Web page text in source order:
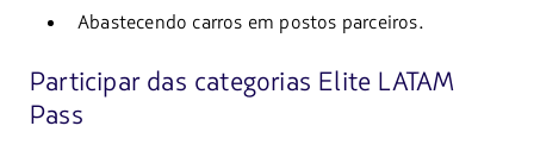
Abastecendo carros em postos parceiros.
Participar das categorias Elite LATAM
Pass